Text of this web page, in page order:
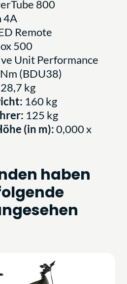
800
4A
Remote
500
Unit Performance
(BDU38)
28,7 kg
160 kg
125 kg
(in m):0,000 x
haben